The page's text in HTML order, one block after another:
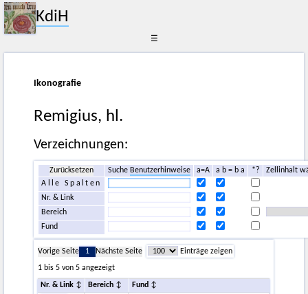
KdiH
☰
Ikonografie
Remigius, hl.
Verzeichnungen:
Zurücksetzen SucheBenutzerhinweise a=A a b = b a *?
Zellinhalt
Alle Spalten
Nr. & Link
Bereich
Fund
Vorige Seite 1 Nächste Seite
Einträge zeigen
1 bis 5 von 5 angezeigt
Nr. & Link Bereich
Fund